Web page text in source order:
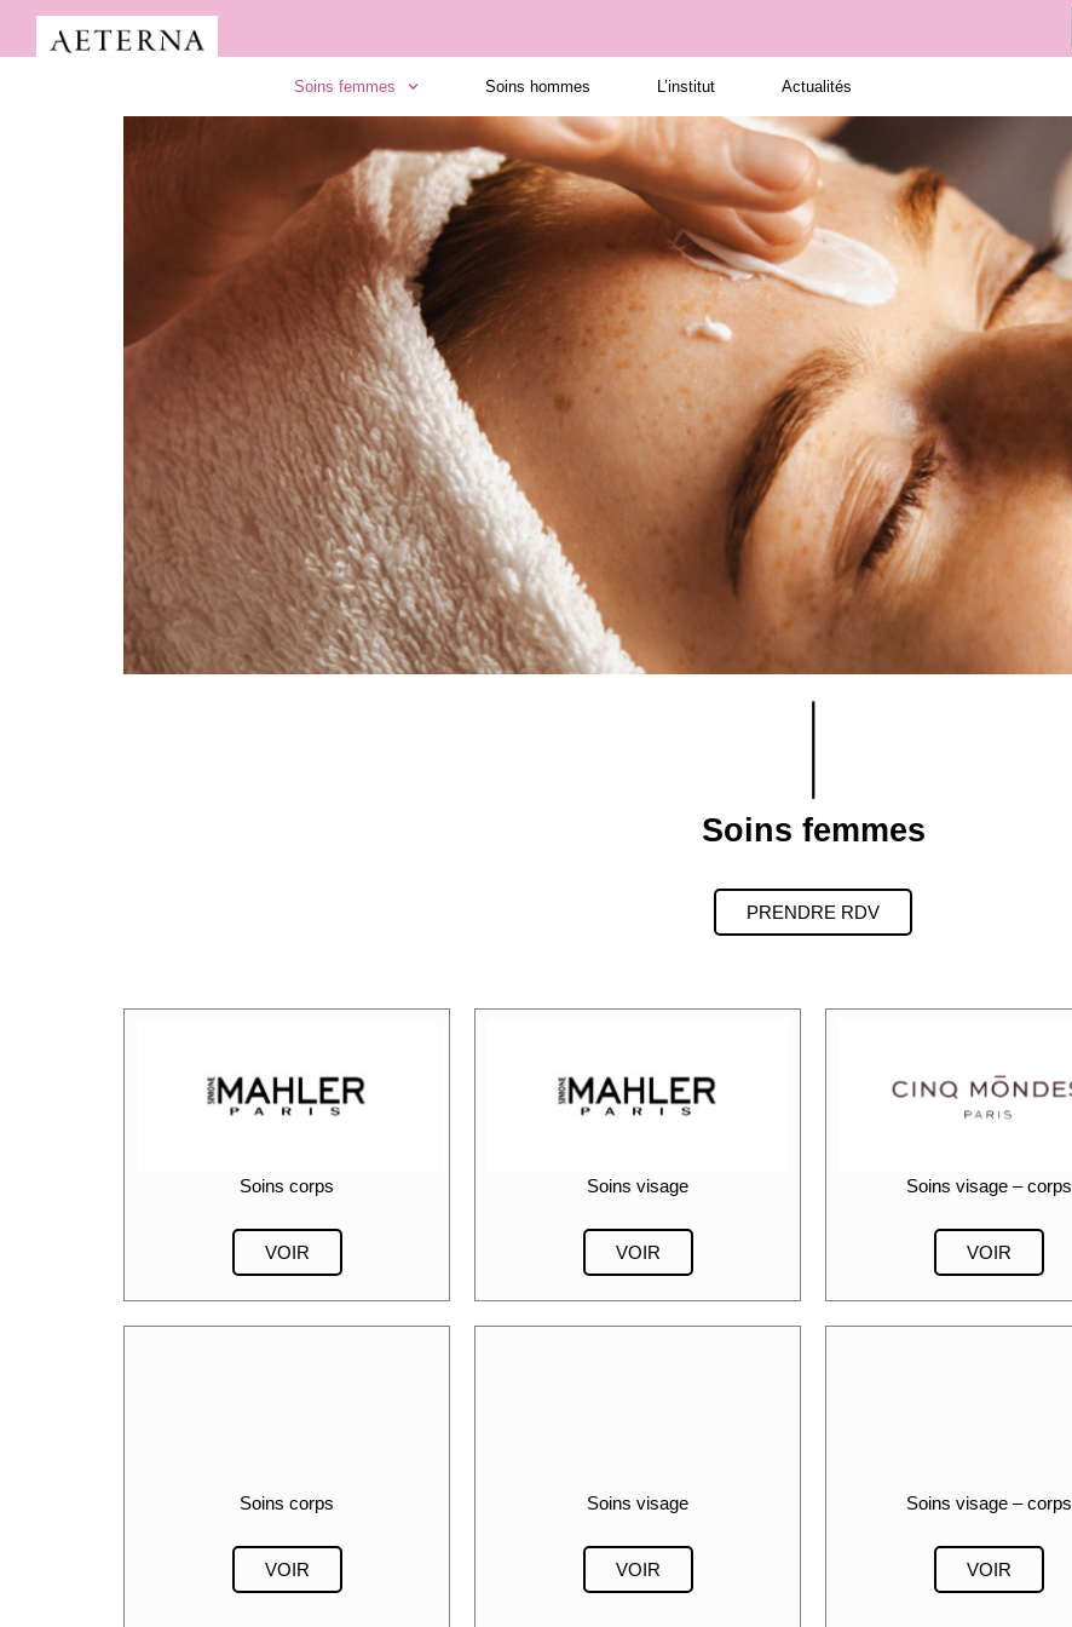
Soins femmes Soins hommes L’institut Actualités
Soins femmes
PRENDRE RDV
Soins corps
VOIR
Soins visage
VOIR
Soins visage – corps
VOIR
Soins corps
VOIR
Soins visage
VOIR
Soins visage – corps
VOIR